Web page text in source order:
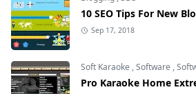
10 SEO Tips For New
Sep 17, 2018
Soft Karaoke ,Software ,
Pro Karaoke Home